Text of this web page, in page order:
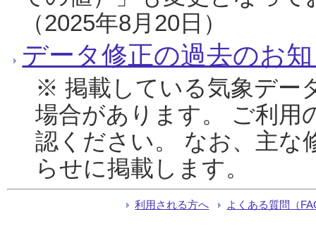
（2025年8月20日）
データ修正の過去のお
※ 掲載している気象デー
場合があります。 ご利用
認ください。 なお、主な
らせに掲載します。
利用される方へ よくある質問（